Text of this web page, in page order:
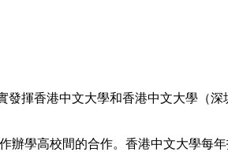
揮香港中文大學和香港中文大學（
作辦學高校間的合作。香港中文大學每